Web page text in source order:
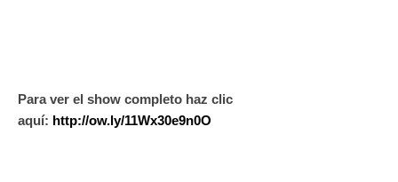
Para ver el show completo haz clic
aquí: http://ow.ly/11Wx30e9n0O